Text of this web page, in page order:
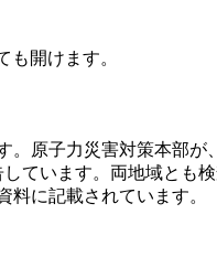
開けます。
。原子力災害対策本部
ています。両地域とも
に記載されています。